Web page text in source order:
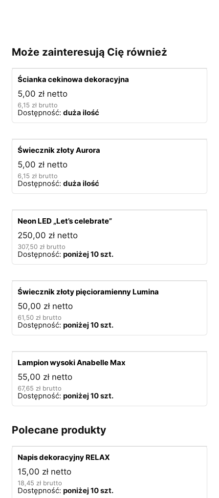
Może zainteresują Cię również
Ścianka cekinowa dekoracyjna
5,00 zł netto
6,15 zł brutto
Dostępność: duża ilość
Świecznik złoty Aurora
5,00 zł netto
6,15 zł brutto
Dostępność: duża ilość
Neon LED „Let’s celebrate”
250,00 zł netto
307,50 zł brutto
Dostępność: poniżej 10 szt.
Świecznik złoty pięcioramienny Lumina
50,00 zł netto
61,50 zł brutto
Dostępność: poniżej 10 szt.
Lampion wysoki Anabelle Max
55,00 zł netto
67,65 zł brutto
Dostępność: poniżej 10 szt.
Polecane produkty
Napis dekoracyjny RELAX
15,00 zł netto
18,45 zł brutto
Dostępność: poniżej 10 szt.